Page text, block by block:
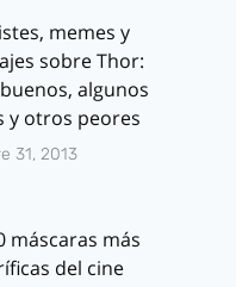
memes y
sobre Thor:
algunos
y otros peores
31, 2013
máscaras más
del cine